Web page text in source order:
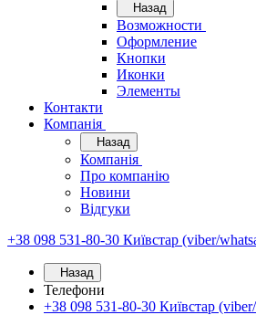
Назад
Возможности
Оформление
Кнопки
Иконки
Элементы
Контакти
Компанія
Назад
Компанія
Про компанію
Новини
Відгуки
+38 098 531-80-30 Київстар (viber/
Назад
Телефони
+38 098 531-80-30 Київстар